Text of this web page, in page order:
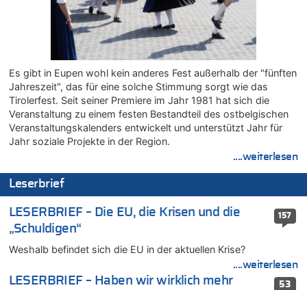
Zweite Hitzewelle in diesem Sommer ist jetzt amtlich
07.08.2026 - 12:31 von Fassungslos zu
In Belgien missachten zwei von drei Autofahrern das
Tempolimit in 30er-Zonen – Untersuchung von Vias
07.08.2026 - 11:31 von Zuhörer zu
In Belgien missachten zwei von drei Autofahrern das
Tempolimit in 30er-Zonen – Untersuchung von Vias
07.08.2026 - 11:23 von Dax zu
In Belgien missachten zwei von drei Autofahrern das
Tempolimit in 30er-Zonen – Untersuchung von Vias
07.08.2026 - 11:20 von JoKrings zu
In Belgien missachten zwei von drei Autofahrern das
Tempolimit in 30er-Zonen – Untersuchung von Vias
07.08.2026 - 11:15 von Dax zu
Wie kam es zur Ceuta-Krise?
07.08.2026 - 11:12 von Frage zu
Wasserstand des Rheins in NRW so niedrig wie noch nie
07.08.2026 - 10:29 von Soso zu
Es gibt in Eupen wohl kein anderes Fest außerhalb der "fünften
Jahreszeit", das für eine solche Stimmung sorgt wie das
Tirolerfest. Seit seiner Premiere im Jahr 1981 hat sich die
Veranstaltung zu einem festen Bestandteil des ostbelgischen
Veranstaltungskalenders entwickelt und unterstützt Jahr für
Jahr soziale Projekte in der Region.
....weiterlesen
Leserbrief
157
LESERBRIEF – Die EU, die Krisen und die
„Schuldigen“
Weshalb befindet sich die EU in der aktuellen Krise?
....weiterlesen
53
LESERBRIEF – Haben wir wirklich mehr